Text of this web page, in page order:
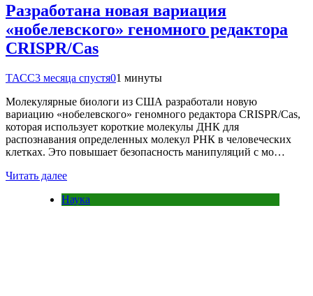
Разработана новая вариация
«нобелевского» геномного редактора
CRISPR/Cas
ТАСС3 месяца спустя01 минуты
Молекулярные биологи из США разработали новую
вариацию «нобелевского» геномного редактора CRISPR/Cas,
которая использует короткие молекулы ДНК для
распознавания определенных молекул РНК в человеческих
клетках. Это повышает безопасность манипуляций с мо…
Читать далее
Наука